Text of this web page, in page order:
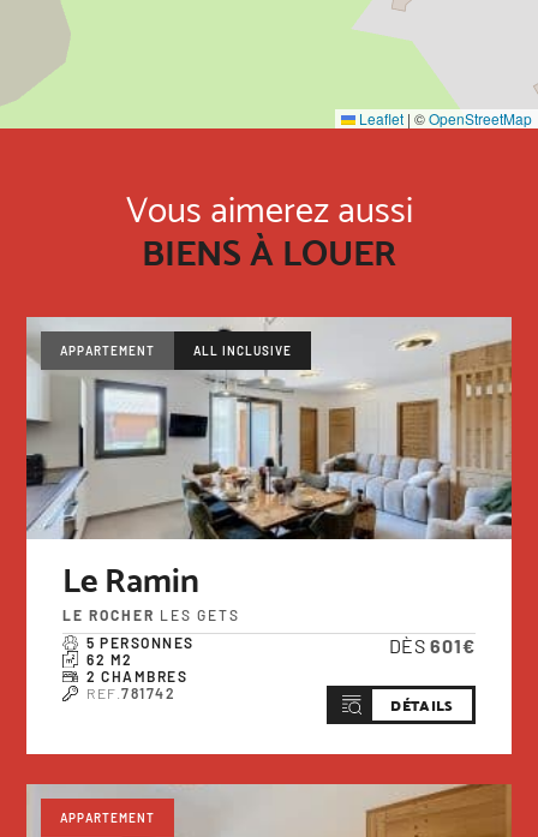
Leaflet | ©OpenStreetMap
Vous aimerez aussi
BIENS À LOUER
APPARTEMENT ALL INCLUSIVE
Le Ramin
LE ROCHER LES GETS
5 PERSONNES
62 M2
2 CHAMBRES
REF.781742
DÈS 601€
DÉTAILS
APPARTEMENT